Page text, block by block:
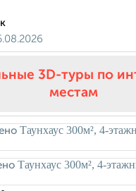
3D-туры по
местам